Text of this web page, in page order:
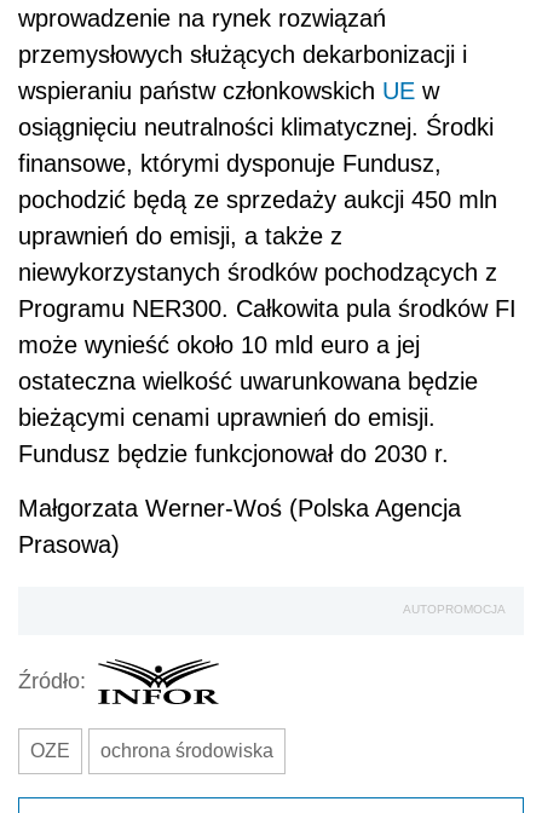
wprowadzenie na rynek rozwiązań
przemysłowych służących dekarbonizacji i
wspieraniu państw członkowskich UE w
osiągnięciu neutralności klimatycznej. Środki
finansowe, którymi dysponuje Fundusz,
pochodzić będą ze sprzedaży aukcji 450 mln
uprawnień do emisji, a także z
niewykorzystanych środków pochodzących z
Programu NER300. Całkowita pula środków FI
może wynieść około 10 mld euro a jej
ostateczna wielkość uwarunkowana będzie
bieżącymi cenami uprawnień do emisji.
Fundusz będzie funkcjonował do 2030 r.
Małgorzata Werner-Woś (Polska Agencja
Prasowa)
AUTOPROMOCJA
Źródło:
OZE ochrona środowiska